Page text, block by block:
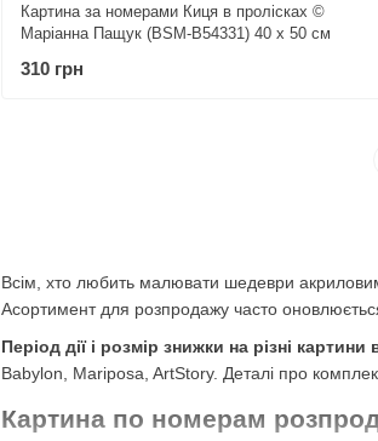
Всім, хто любить малювати шедеври
Асортимент для розпродажу часто
Період дії і розмір знижки на різні картини
Babylon, Mariposa, ArtStory. Деталі про
Картина по номерам
Картина за номерами Киця в пролісках ©
Маріанна Пащук (BSM-B54331) 40 х 50 см
310 грн